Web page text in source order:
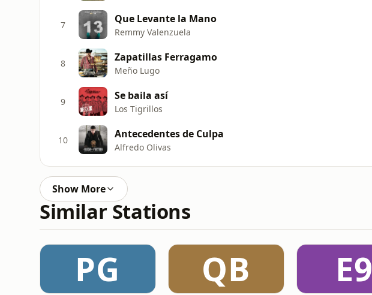
7 Que Levante la Mano
Remmy Valenzuela
8 Zapatillas Ferragamo
Meño Lugo
9 Se baila así
Los Tigrillos
10 Antecedentes de Culpa
Alfredo Olivas
Show More
Similar Stations
PG QB E9